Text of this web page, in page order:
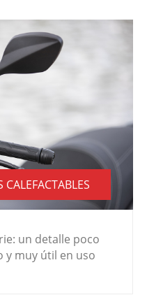
un detalle poco
y muy útil en uso